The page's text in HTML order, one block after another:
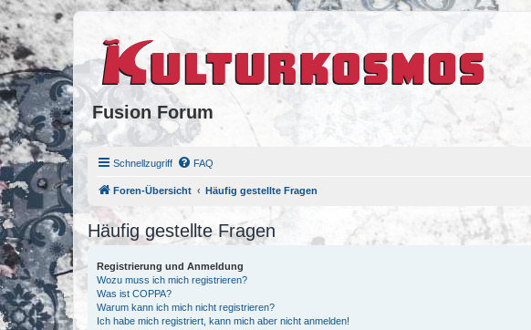
Fusion Forum
Schnellzugriff FAQ
Foren-Übersicht Häufig gestellte Fragen
Häufig gestellte Fragen
Registrierung und Anmeldung
Wozu muss ich mich registrieren?
Was ist COPPA?
Warum kann ich mich nicht registrieren?
Ich habe mich registriert, kann mich aber nicht anmelden!